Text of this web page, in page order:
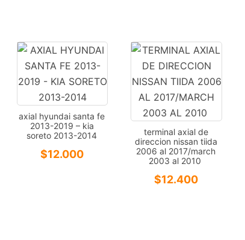
axial hyundai santa fe
2013-2019 – kia
soreto 2013-2014
$12.000
terminal axial de
direccion nissan tiida
2006 al 2017/march
2003 al 2010
$12.400